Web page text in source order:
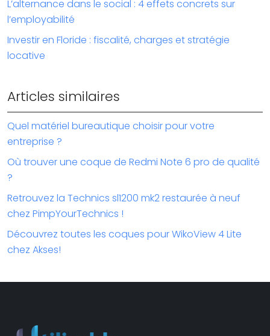
L’alternance dans le social : 4 effets concrets sur
l’employabilité
Investir en Floride : fiscalité, charges et stratégie
locative
Articles similaires
Quel matériel bureautique choisir pour votre
entreprise ?
Où trouver une coque de Redmi Note 6 pro de qualité
?
Retrouvez la Technics sl1200 mk2 restaurée à neuf
chez PimpYourTechnics !
Découvrez toutes les coques pour WikoView 4 Lite
chez Akses!